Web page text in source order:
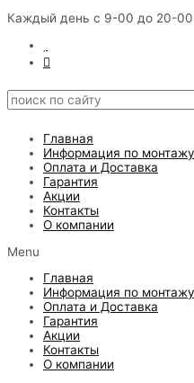
Каждый день с 9-00 до 20-00
Главная
Информация по монтажу
Оплата и Доставка
Гарантия
Акции
Контакты
О компании
Menu
Главная
Информация по монтажу
Оплата и Доставка
Гарантия
Акции
Контакты
О компании